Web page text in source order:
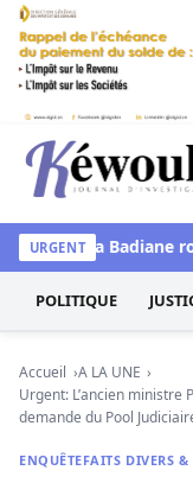
Aller au contenu
Kéwoulo, le
URGENT
: Amina Badiane
POLITIQUE
Accueil
A LA UNE
Urgent: L’ancien ministre
demande du Pool
ENQUÊTEFAITS DIVERS